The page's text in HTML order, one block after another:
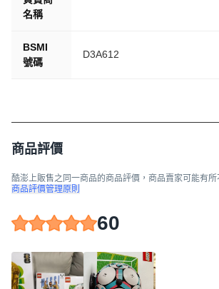
名稱
BSMI
號碼
D3A612
商品評價
酷澎上販售之同一商品的商品評價，商品賣家可能有所
商品評價管理原則
60